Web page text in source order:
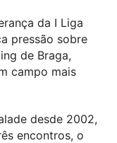
da I Liga
pressão sobre
de Braga,
campo mais
desde 2002,
encontros, o